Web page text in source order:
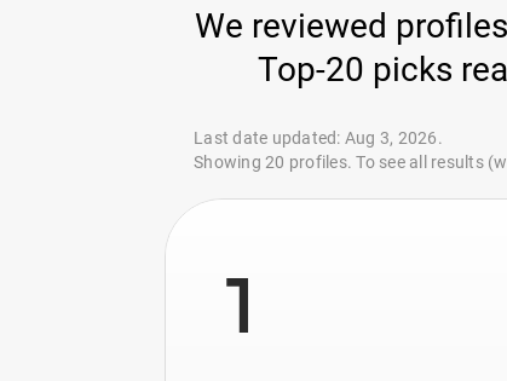
We reviewed
Top-20 picks
Last date updated: Aug 3, 2026.
Showing 20 profiles. To see all results
1